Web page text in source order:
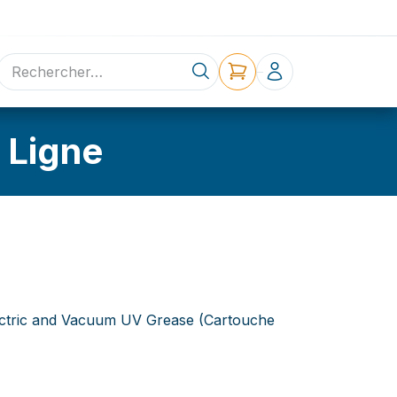
Contact
and Vacuum UV Grease (Cartouche